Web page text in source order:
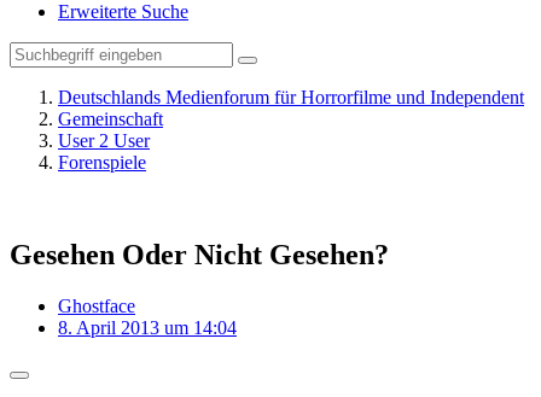
Erweiterte Suche
Deutschlands Medienforum für Horrorfilme und Independent
Gemeinschaft
User 2 User
Forenspiele
Gesehen Oder Nicht Gesehen?
Ghostface
8. April 2013 um 14:04